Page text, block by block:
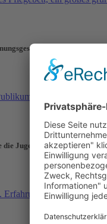
zu verhindern
Jugendaktionswoche